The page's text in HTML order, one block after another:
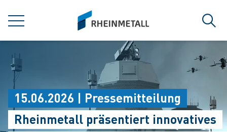
MENÜ
siteLogo
15.06.2026 | Pressemitteilung
Rheinmetall präsentiert innovatives